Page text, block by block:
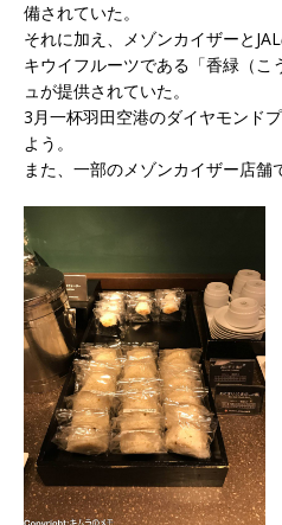
備されていた。
それに加え、メゾンカイザーと
キウイフルーツである「香緑（こ
ュが提供されていた。
3月一杯羽田空港のダイヤモンド
よう。
また、一部のメゾンカイザー店舗